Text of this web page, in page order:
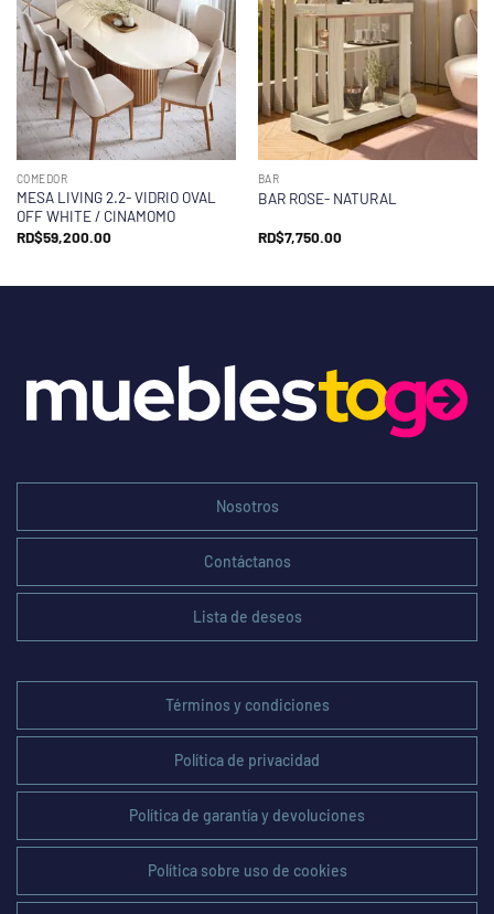
COMEDOR
MESA LIVING 2.2- VIDRIO OVAL
OFF WHITE / CINAMOMO
RD$59,200.00
BAR
BAR ROSE- NATURAL
RD$7,750.00
Nosotros
Contáctanos
Lista de deseos
Términos y condiciones
Política de privacidad
Política de garantía y devoluciones
Política sobre uso de cookies